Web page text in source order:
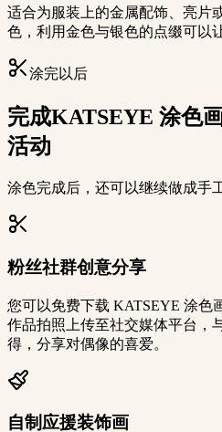
适合为服装上的金属配饰、亮片
色，利用金色与银色的点缀可以
涂完以后
完成KATSEYE 涂色
活动
涂色完成后，还可以继续做成手
粉丝社群创意分享
您可以免费下载 KATSEYE 涂色
作品拍照上传至社交媒体平台，
得，分享对偶像的喜爱。
自制应援装饰画